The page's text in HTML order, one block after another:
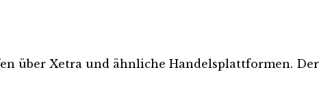
über Xetra und ähnliche Handelsplattformen. Der